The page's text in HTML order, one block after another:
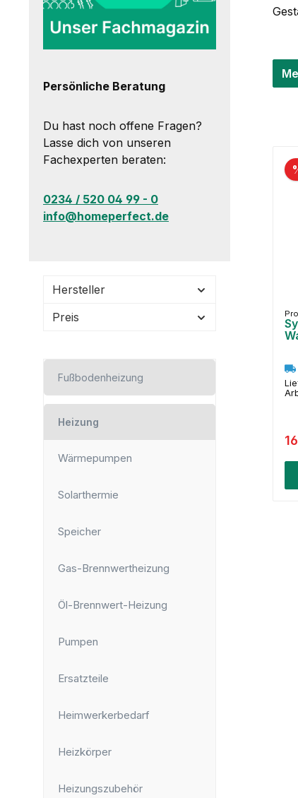
Persönliche Beratung
Du hast noch offene Fragen?
Lasse dich von unseren
Fachexperten beraten:
0234 / 520 04 99 - 0
info@homeperfect.de
Hersteller
Preis
Fußbodenheizung
Heizung
Wärmepumpen
Solarthermie
Speicher
Gas-Brennwertheizung
Öl-Brennwert-Heizung
Pumpen
Ersatzteile
Heimwerkerbedarf
Heizkörper
Heizungszubehör